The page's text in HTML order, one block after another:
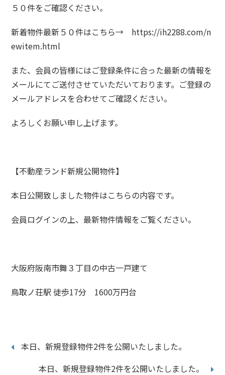
５０件をご確認ください。
新着物件最新５０件はこちら→ https://ih2288.com/n
ewitem.html
また、会員の皆様にはご登録条件に合った最新の情報を
メールにてご送付させていただいております。ご登録の
メールアドレスを合わせてご確認ください。
よろしくお願い申し上げます。
【不動産ランド新規公開物件】
本日公開致しました物件はこちらの内容です。
会員ログインの上、最新物件情報をご覧ください。
大阪府阪南市舞３丁目の中古一戸建て
鳥取ノ荘駅 徒歩17分 1600万円台
本日、新規登録物件2件を公開いたしました。
本日、新規登録物件2件を公開いたしました。